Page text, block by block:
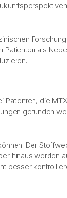
als
die
gefunden
Der
hinaus
besser